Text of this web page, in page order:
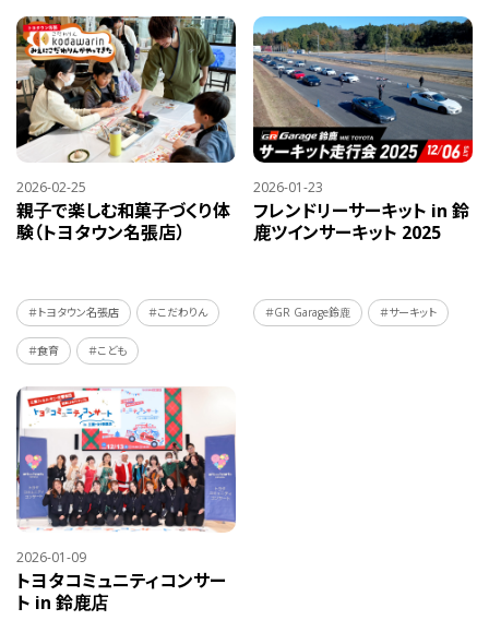
2026-02-25
親子で楽しむ和菓子づくり体
験（トヨタウン名張店）
＃トヨタウン名張店 ＃こだわりん
＃食育 ＃こども
2026-01-23
フレンドリーサーキット in 鈴
鹿ツインサーキット 2025
＃GR Garage鈴鹿 ＃サーキット
2026-01-09
トヨタコミュニティコンサー
ト in 鈴鹿店